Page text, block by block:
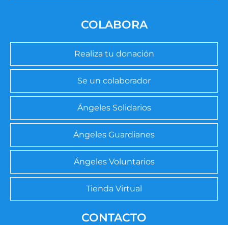
COLABORA
Realiza tu donación
Se un colaborador
Ángeles Solidarios
Ángeles Guardianes
Ángeles Voluntarios
Tienda Virtual
CONTACTO